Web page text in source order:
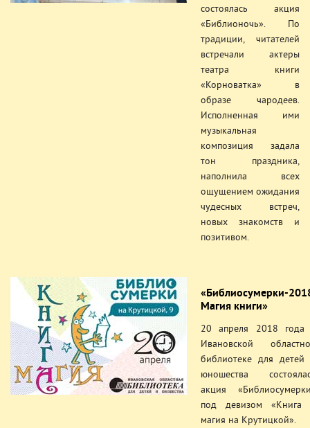
состоялась акция
«Библионочь». По
традиции, читателей
встречали актеры
театра книги
«Корноватка» в
образе чародеев.
Исполненная ими
музыкальная
композиция задала
тон праздника,
наполнила всех
ощущением ожидания
чудесных встреч,
новых знакомств и
позитивом.
«Библиосумерки-
Магия книги»
20 апреля 2018 года
Ивановской
библиотеке для детей
юношества
акция
под девизом «Книга
магия на Крутицкой».